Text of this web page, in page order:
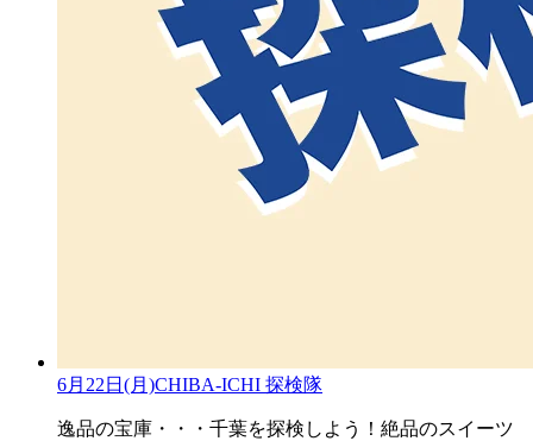
6月22日(月)CHIBA-ICHI 探検隊
逸品の宝庫・・・千葉を探検しよう！絶品のスイーツ